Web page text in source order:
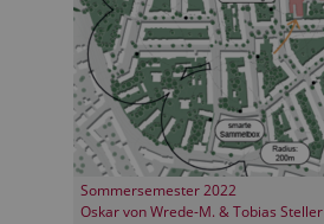
Sommersemester 2022
Oskar von Wrede-M. & Tobias Steller